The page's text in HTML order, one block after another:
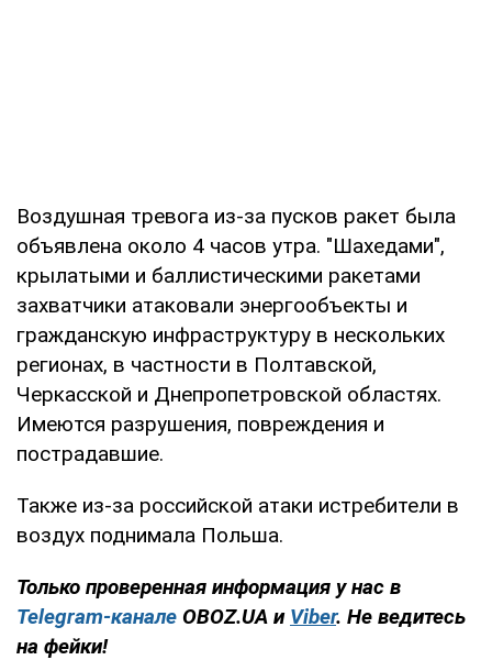
Воздушная тревога из-за пусков ракет была
объявлена около 4 часов утра. "Шахедами",
крылатыми и баллистическими ракетами
захватчики атаковали энергообъекты и
гражданскую инфраструктуру в нескольких
регионах, в частности в Полтавской,
Черкасской и Днепропетровской областях.
Имеются разрушения, повреждения и
пострадавшие.
Также из-за российской атаки истребители в
воздух поднимала Польша.
Только проверенная информация у нас в
Telegram-канале OBOZ.UA и Viber. Не ведитесь
на фейки!